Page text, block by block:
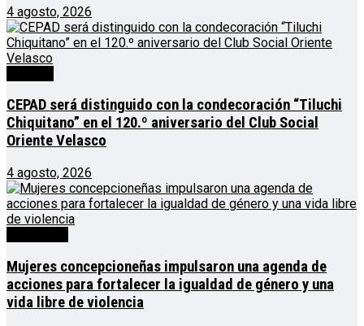
4 agosto, 2026
CEPAD será distinguido con la condecoración “Tiluchi
Chiquitano” en el 120.º aniversario del Club Social
Oriente Velasco
4 agosto, 2026
Mujeres concepcioneñas impulsaron una agenda de
acciones para fortalecer la igualdad de género y una
vida libre de violencia